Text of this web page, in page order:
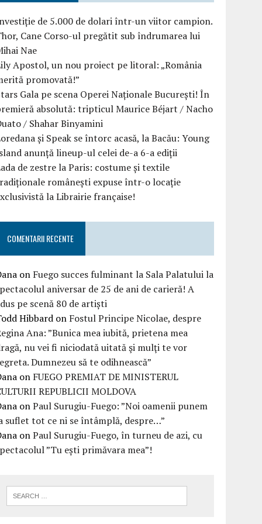
de 5.000 de dolari într-un viitor campion.
Cane Corso-ul pregătit sub îndrumarea lui
Nae
Apostol, un nou proiect pe litoral: „România
promovată!”
Gala pe scena Operei Naționale București! În
absolută: tripticul Maurice Béjart / Nacho
/ Shahar Binyamini
și Speak se întorc acasă, la Bacău: Young
anunță lineup-ul celei de-a 6-a ediții
de zestre la Paris: costume și textile
românești expuse într-o locație
la Librairie française!
COMENTARII RECENTE
on Fuego succes fulminant la Sala Palatului la
aniversar de 25 de ani de carieră! A
pe scenă 80 de artiști
Hibbard on Fostul Principe Nicolae, despre
Ana: ”Bunica mea iubită, prietena mea
nu vei fi niciodată uitată şi mulţi te vor
Dumnezeu să te odihnească”
on FUEGO PREMIAT DE MINISTERUL
REPUBLICII MOLDOVA
onPaul Surugiu-Fuego: ”Noi oamenii punem
suflet tot ce ni se întâmplă, despre…”
onPaul Surugiu-Fuego, în turneu de azi, cu
”Tu ești primăvara mea”!